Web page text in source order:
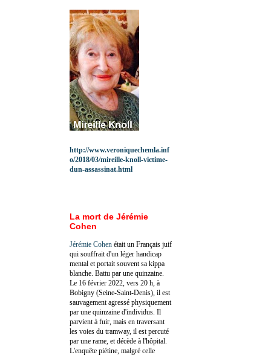
http://www.veroniquechemla.inf
o/2018/03/mireille-knoll-victime-
dun-assassinat.html
La mort de Jérémie
Cohen
Jérémie Cohen était un Français juif
qui souffrait d'un léger handicap
mental et portait souvent sa kippa
blanche. Battu par une quinzaine.
Le 16 février 2022, vers 20 h, à
Bobigny (Seine-Saint-Denis), il est
sauvagement agressé physiquement
par une quinzaine d'individus. Il
parvient à fuir, mais en traversant
les voies du tramway, il est percuté
par une rame, et décède à l'hôpital.
L'enquête piétine, malgré celle